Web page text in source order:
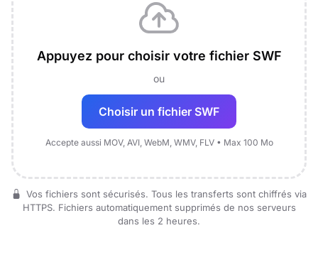
Appuyez pour choisir votre fichier SWF
ou
Choisir un fichier SWF
Accepte aussi MOV, AVI, WebM, WMV, FLV • Max 100 Mo
Vos fichiers sont sécurisés. Tous les transferts sont chiffrés via
HTTPS. Fichiers automatiquement supprimés de nos serveurs
dans les 2 heures.